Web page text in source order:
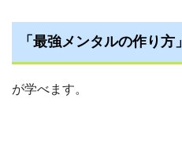
「最強メンタルの作り方」
が学べます。